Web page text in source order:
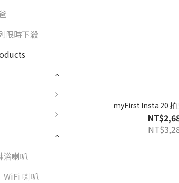
限時下殺
浴喇叭
WiFi 喇叭
myFirst Insta 20 拍